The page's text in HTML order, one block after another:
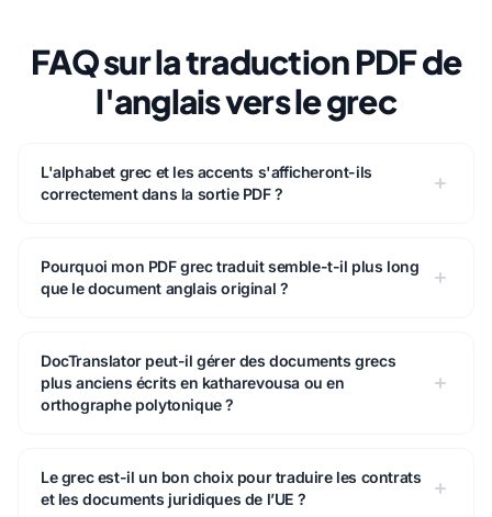
FAQ sur la traduction PDF de
l'anglais vers le grec
L'alphabet grec et les accents s'afficheront-ils
correctement dans la sortie PDF ?
Pourquoi mon PDF grec traduit semble-t-il plus long
que le document anglais original ?
DocTranslator peut-il gérer des documents grecs
plus anciens écrits en katharevousa ou en
orthographe polytonique ?
Le grec est-il un bon choix pour traduire les contrats
et les documents juridiques de l’UE ?